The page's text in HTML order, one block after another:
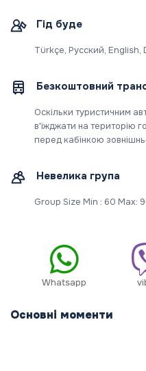
Гід буде
Türkçe, Русский, English,
Безкоштовний
Оскільки туристичним
в'їжджати на територію
перед кабінкою
Невелика група
Group Size Min : 60 Max:
Whatsapp
Основні моменти